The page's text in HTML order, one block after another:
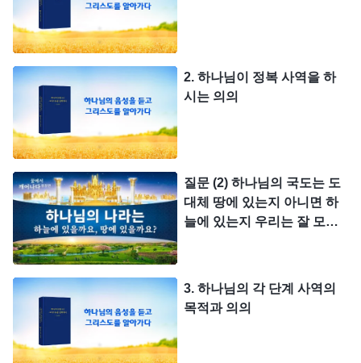
2. 하나님이 정복 사역을 하
시는 의의
질문 (2) 하나님의 국도는 도
대체 땅에 있는지 아니면 하
늘에 있는지 우리는 잘 모르
강림한다는 말씀을 하셨습니
다. ‘천국’이라면 당연히 하늘
에 있지 않을까요? 어찌 땅에
3. 하나님의 각 단계 사역의
목적과 의의